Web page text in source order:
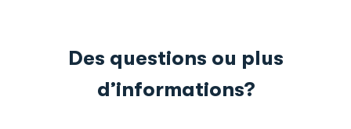
Des questions ou plus
d’informations?